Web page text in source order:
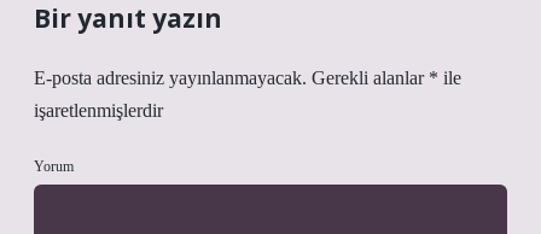
Bir yanıt yazın
E-posta adresiniz yayınlanmayacak. Gerekli alanlar * ile
işaretlenmişlerdir
Yorum